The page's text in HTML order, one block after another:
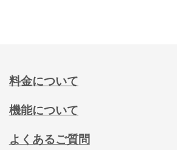
料金について
機能について
よくあるご質問